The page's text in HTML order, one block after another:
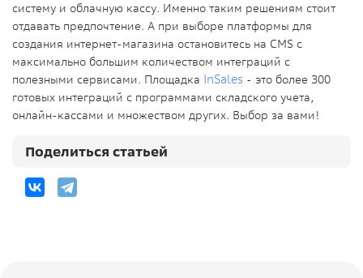
систему и облачную кассу. Именно таким решениям стоит
отдавать предпочтение. А при выборе платформы для
создания интернет-магазина остановитесь на CMS с
максимально большим количеством интеграций с
полезными сервисами. Площадка InSales - это более 300
готовых интеграций с программами складского учета,
онлайн-кассами и множеством других. Выбор за вами!
Поделиться статьей